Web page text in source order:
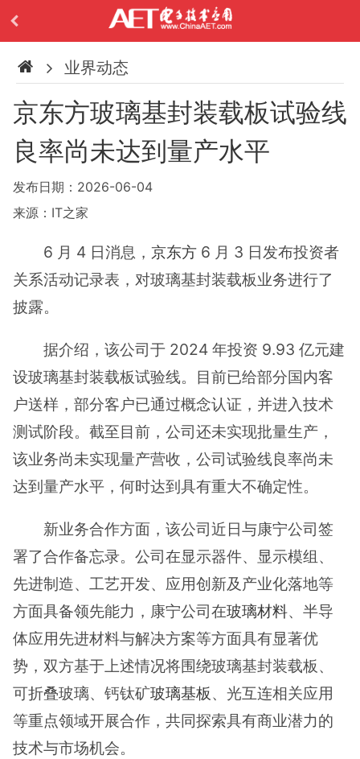
业界动态
京东方玻璃基封装载板试验线
良率尚未达到量产水平
发布日期：2026-06-04
来源：IT之家
6 月 4 日消息，京东方 6 月 3 日发布投资者
关系活动记录表，对玻璃基封装载板业务进行了
披露。
据介绍，该公司于 2024 年投资 9.93 亿元建
设玻璃基封装载板试验线。目前已给部分国内客
户送样，部分客户已通过概念认证，并进入技术
测试阶段。截至目前，公司还未实现批量生产，
该业务尚未实现量产营收，公司试验线良率尚未
达到量产水平，何时达到具有重大不确定性。
新业务合作方面，该公司近日与康宁公司签
署了合作备忘录。公司在显示器件、显示模组、
先进制造、工艺开发、应用创新及产业化落地等
方面具备领先能力，康宁公司在玻璃材料、半导
体应用先进材料与解决方案等方面具有显著优
势，双方基于上述情况将围绕玻璃基封装载板、
可折叠玻璃、钙钛矿玻璃基板、光互连相关应用
等重点领域开展合作，共同探索具有商业潜力的
技术与市场机会。